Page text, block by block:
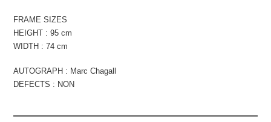
FRAME SIZES
HEIGHT : 95 cm
WIDTH : 74 cm
AUTOGRAPH : Marc Chagall
DEFECTS : NON